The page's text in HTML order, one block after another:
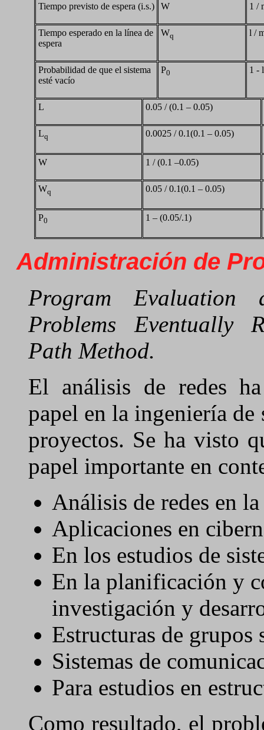
Tiempo previsto de espera (i.s.) W 1 /
Tiempo esperado en la línea de
espera
Wq l /
Probabilidad de que el sistema
esté vacío
P0 1 -
L 0.05 / (0.1 – 0.05)
Lq 0.0025 / 0.1(0.1 – 0.05)
W 1 / (0.1 –0.05)
Wq 0.05 / 0.1(0.1 – 0.05)
P0 1 – (0.05/.1)
Administración de
Program Evaluation
Problems Eventually
Path Method.
El análisis de redes
papel en la ingeniería
proyectos. Se ha visto
papel importante en
Análisis de redes en
Aplicaciones en
En los estudios de
En la planificación y
investigación y
Estructuras de grupos
Sistemas de
Para estudios en
Como resultado, el